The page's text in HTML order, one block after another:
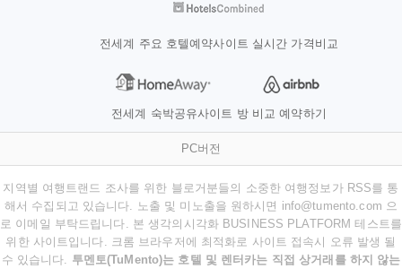
전세계 주요 호텔예약사이트 실시간 가격비교
전세계 숙박공유사이트 방 비교 예약하기
PC버전
지역별 여행트랜드 조사를 위한 블로거분들의 소중한 여행정보가 RSS를 통
해서 수집되고 있습니다. 노출 및 미노출을 원하시면 info@tumento.com 으
로 이메일 부탁드립니다. 본 생각의시각화 BUSINESS PLATFORM 테스트를
위한 사이트입니다. 크롬 브라우저에 최적화로 사이트 접속시 오류 발생 될
수 있습니다. 투멘토(TuMento)는 호텔 및 렌터카는 직접 상거래를 하지 않는